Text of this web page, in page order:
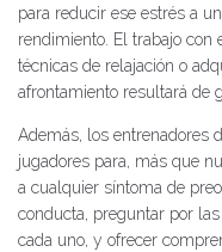
para reducir ese estrés a
rendimiento. El trabajo con
técnicas de relajación o
afrontamiento resultará de
Además, los entrenadores
jugadores para, más que
a cualquier síntoma de
conducta, preguntar por
cada uno, y ofrecer